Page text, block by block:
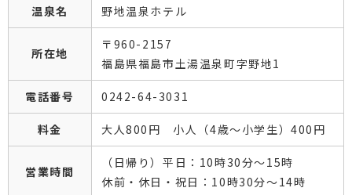
温泉名 野地温泉ホテル
所在地
〒960-2157
福島県福島市土湯温泉町字野地1
電話番号 0242-64-3031
料金 大人800円 小人（4歳～小学生）400円
営業時間
（日帰り）平日：10時30分～15時
休前・休日・祝日：10時30分～14時